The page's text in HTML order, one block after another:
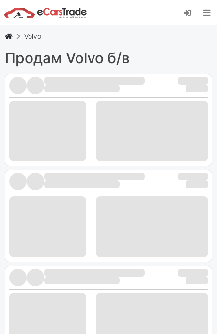
Встановіть веб-програму eCarsTrade,
додайте її на головний екран і отримуйте
Volvo
Продам Volvo б/в